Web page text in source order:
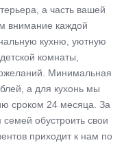
а часть вашей
внимание каждой
кухню, уютную
комнаты,
Минимальная
а для кухонь мы
сроком 24 месяца. За
обустроить свои
приходит к нам по